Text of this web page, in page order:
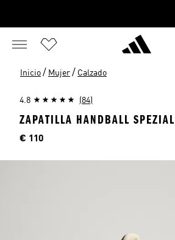
Inicio / Mujer / Calzado
4.8 (84)
ZAPATILLA HANDBALL SPEZIAL
Precio
€ 110